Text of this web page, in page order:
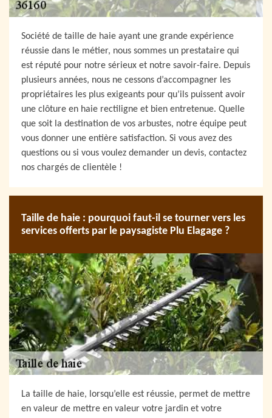
Société de taille de haie ayant une grande expérience
réussie dans le métier, nous sommes un prestataire qui
est réputé pour notre sérieux et notre savoir-faire. Depuis
plusieurs années, nous ne cessons d’accompagner les
propriétaires les plus exigeants pour qu’ils puissent avoir
une clôture en haie rectiligne et bien entretenue. Quelle
que soit la destination de vos arbustes, notre équipe peut
vous donner une entière satisfaction. Si vous avez des
questions ou si vous voulez demander un devis, contactez
nos chargés de clientèle !
Taille de haie : pourquoi faut-il se tourner vers les
services offerts par le paysagiste Plu Elagage ?
La taille de haie, lorsqu’elle est réussie, permet de mettre
en valeur de mettre en valeur votre jardin et votre